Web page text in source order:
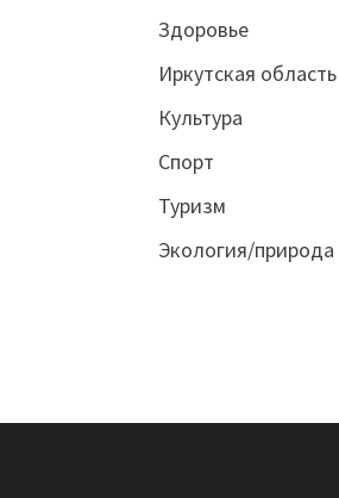
Здоровье
Иркутская область
Культура
Спорт
Туризм
Экология/природа